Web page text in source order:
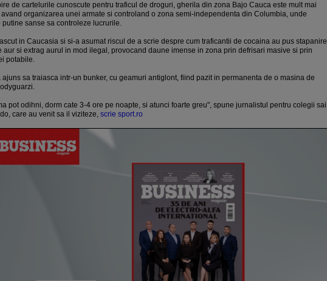
de cartelurile cunoscute pentru traficul de droguri, gherila din zona Bajo Cauca este mult mai
organizarea unei armate si controland o zona semi-independenta din Columbia, unde
putine sanse sa controleze lucrurile.
in Caucasia si si-a asumat riscul de a scrie despre cum traficantii de cocaina au pus stapanire
aur si extrag aurul in mod ilegal, provocand daune imense in zona prin defrisari masive si prin
potabile.
ajuns sa traiasca intr-un bunker, cu geamuri antiglont, fiind pazit in permanenta de o masina de
pot odihni, dorm cate 3-4 ore pe noapte, si atunci foarte greu", spune jurnalistul pentru colegii sai
care au venit sa il viziteze, scrie sport.ro